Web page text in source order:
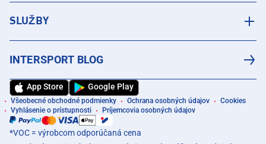
SLUŽBY
INTERSPORT BLOG
App Store Google Play
Všeobecné obchodné podmienky Ochrana osobných údajov
Cookies
Vyhlásenie o prístupnosti
Príjemcovia osobných údajov
*VOC = výrobcom odporúčaná cena